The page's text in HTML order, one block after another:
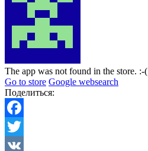
The app was not found in the store. :-(
Go to store Google websearch
Поделиться:
Facebook
Twitter